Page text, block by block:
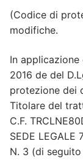
(Codice di
modifiche.
In applicazione
2016 de del
protezione dei
Titolare del
C.F.
SEDE LEGALE
N. 3 (di